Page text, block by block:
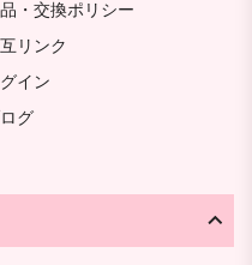
・交換ポリシー
リンク
イン
グ